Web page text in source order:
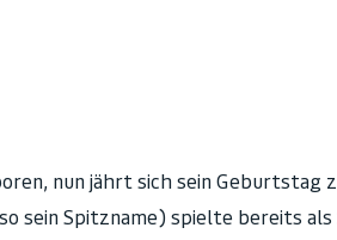
nun jährt sich sein Geburtstag
sein Spitzname) spielte bereits